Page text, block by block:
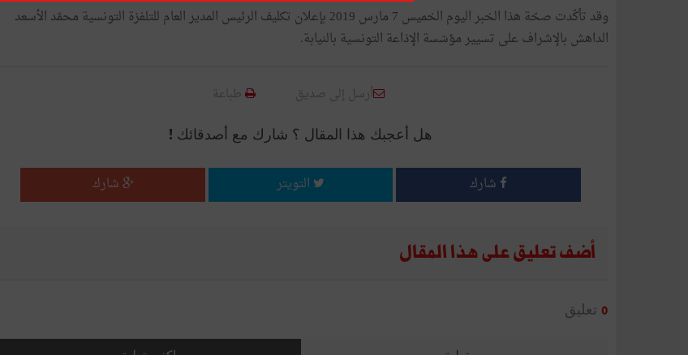
وقد تأكّدت صحّة هذا الخبر اليوم الخميس 7 مارس 2019 بإعلان تكليف الرئيس المدير العام للتلفزة التونسية محمّد الأسعد
الداهش بالإشراف على تسيير مؤسّسة الإذاعة التونسية بالنيابة.
أرسل إلى صديق طباعة
هل أعجبك هذا المقال ؟ شارك مع أصدقائك !
شارك التويتر شارك
أضف تعليق على هذا المقال
0 تعليق